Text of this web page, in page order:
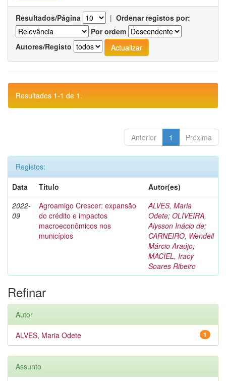
Resultados/Página | Ordenar registos por:
Por ordem
Autores/Registo
Resultados 1-1 de 1.
Anterior 1 Próxima
Registos:
Data
Título
Autor(es)
2022-
09
Agroamigo Crescer: expansão
do crédito e impactos
macroeconômicos nos
municípios
ALVES, Maria
Odete; OLIVEIRA,
Alysson Inácio de;
CARNEIRO, Wendell
Márcio Araújo;
MACIEL, Iracy
Soares Ribeiro
Refinar
Autor
1
ALVES, Maria Odete
Assunto